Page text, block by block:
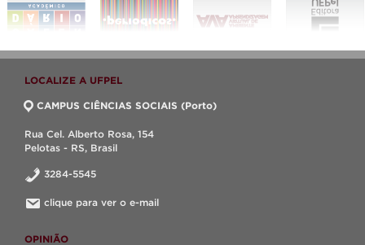
LOCALIZE A UFPEL
CAMPUS CIÊNCIAS SOCIAIS (Porto)
Rua Cel. Alberto Rosa, 154
Pelotas - RS, Brasil
3284-5545
clique para ver o e-mail
OPINIÃO